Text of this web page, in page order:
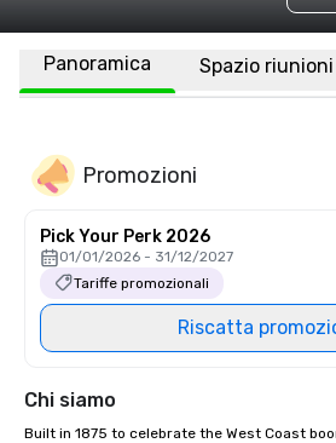
Panoramica Spazio riunioni
Promozioni
Pick Your Perk 2026
01/01/2026 - 31/12/2027
Tariffe promozionali
Riscatta
Chi siamo
Built in 1875 to celebrate the West Coast